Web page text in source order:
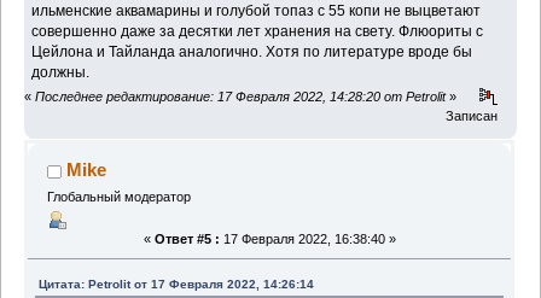
ильменские аквамарины и голубой топаз с 55 копи не выцветают
совершенно даже за десятки лет хранения на свету. Флюориты с
Цейлона и Тайланда аналогично. Хотя по литературе вроде бы
должны.
« Последнее редактирование: 17 Февраля 2022, 14:28:20 от Petrolit»
Записан
Mike
Глобальный модератор
« Ответ #5 : 17 Февраля 2022, 16:38:40 »
Цитата: Petrolit от 17 Февраля 2022, 14:26:14